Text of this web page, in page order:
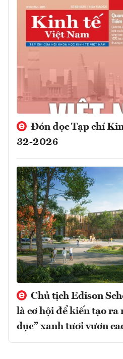
Đón đọc Tạp chí
32-2026
Chủ tịch Edison
là cơ hội để kiến tạo ra
dục” xanh tươi vươn